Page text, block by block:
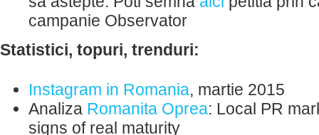
campanie Observator
Statistici, topuri, trenduri:
Instagram in Romania, martie 2015
Analiza Romanita Oprea: Local PR
signs of real maturity